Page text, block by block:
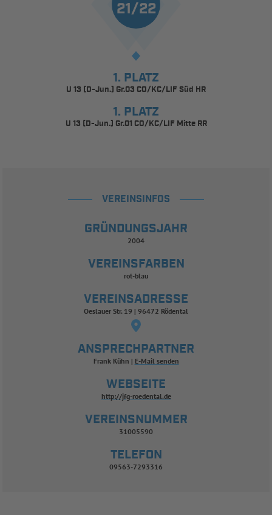
21/22
1. PLATZ
U 13 (D-Jun.) Gr.03 CO/KC/LIF Süd HR
1. PLATZ
U 13 (D-Jun.) Gr.01 CO/KC/LIF Mitte RR
VEREINSINFOS
GRÜNDUNGSJAHR
2004
VEREINSFARBEN
rot-blau
VEREINSADRESSE
Oeslauer Str. 19 | 96472 Rödental
ANSPRECHPARTNER
Frank Kühn E-Mail senden
WEBSEITE
http://jfg-roedental.de
VEREINSNUMMER
31005590
TELEFON
09563-7293316